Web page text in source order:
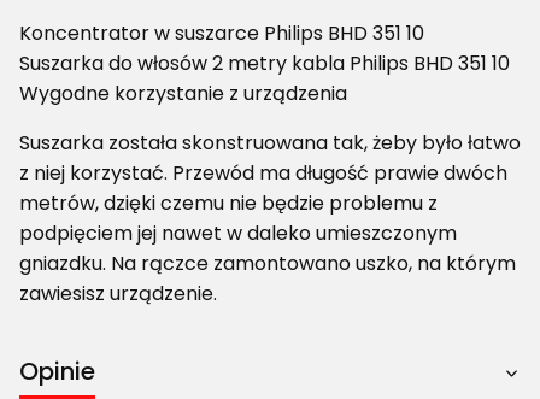
Koncentrator w suszarce Philips BHD 351 10
Suszarka do włosów 2 metry kabla Philips BHD 351 10
Wygodne korzystanie z urządzenia
Suszarka została skonstruowana tak, żeby było łatwo
z niej korzystać. Przewód ma długość prawie dwóch
metrów, dzięki czemu nie będzie problemu z
podpięciem jej nawet w daleko umieszczonym
gniazdku. Na rączce zamontowano uszko, na którym
zawiesisz urządzenie.
Opinie